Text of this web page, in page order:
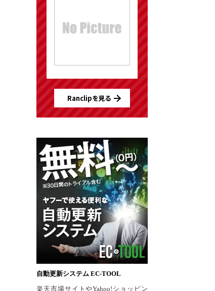
Ranclipを見る
自動更新システム EC-TOOL
楽天市場サイトやYahoo!ショッピン